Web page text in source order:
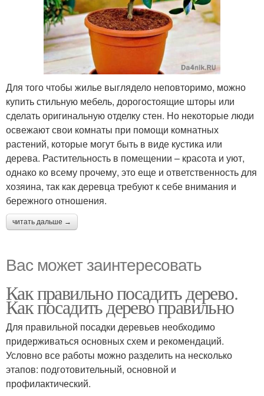
Для того чтобы жилье выглядело неповторимо, можно
купить стильную мебель, дорогостоящие шторы или
сделать оригинальную отделку стен. Но некоторые люди
освежают свои комнаты при помощи комнатных
растений, которые могут быть в виде кустика или
дерева. Растительность в помещении – красота и уют,
однако ко всему прочему, это еще и ответственность для
хозяина, так как деревца требуют к себе внимания и
бережного отношения.
читать дальше →
Вас может заинтересовать
Как правильно посадить дерево.
Как посадить дерево правильно
Для правильной посадки деревьев необходимо
придерживаться основных схем и рекомендаций.
Условно все работы можно разделить на несколько
этапов: подготовительный, основной и
профилактический.